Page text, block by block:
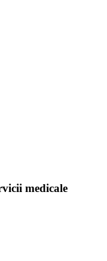
medicale